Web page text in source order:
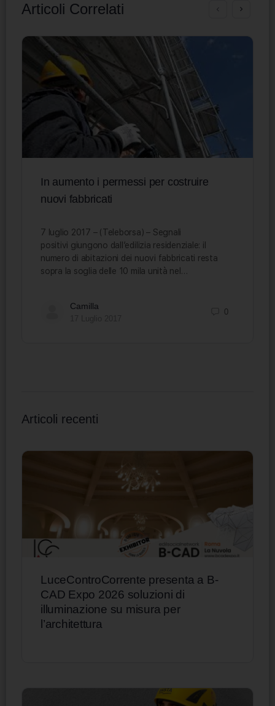
Articoli Correlati
In aumento i permessi per costruire
nuovi fabbricati
7 luglio 2017 – (Teleborsa) – Segnali
positivi giungono dall’edilizia residenziale: il
numero di abitazioni dei nuovi fabbricati resta
sopra la soglia delle 10 mila unità nel…
Camilla
0
Articoli recenti
LuceControCorrente presenta a B-
CAD Expo 2026 soluzioni di
illuminazione su misura per
l’architettura